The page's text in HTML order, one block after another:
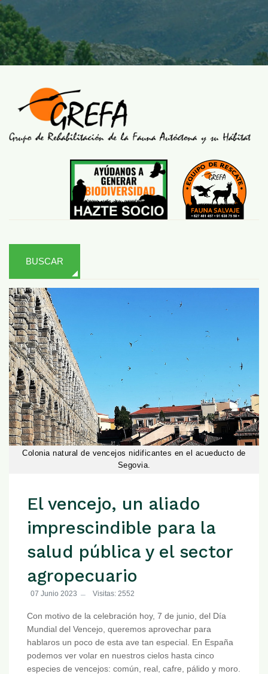
BUSCAR
Colonia natural de vencejos nidificantes en el acueducto de
Segovia.
El vencejo, un aliado
imprescindible para la
salud pública y el sector
agropecuario
07 Junio 2023 Visitas: 2552
Con motivo de la celebración hoy, 7 de junio, del Día
Mundial del Vencejo, queremos aprovechar para
hablaros un poco de esta ave tan especial. En España
podemos ver volar en nuestros cielos hasta cinco
especies de vencejos: común, real, cafre, pálido y moro.